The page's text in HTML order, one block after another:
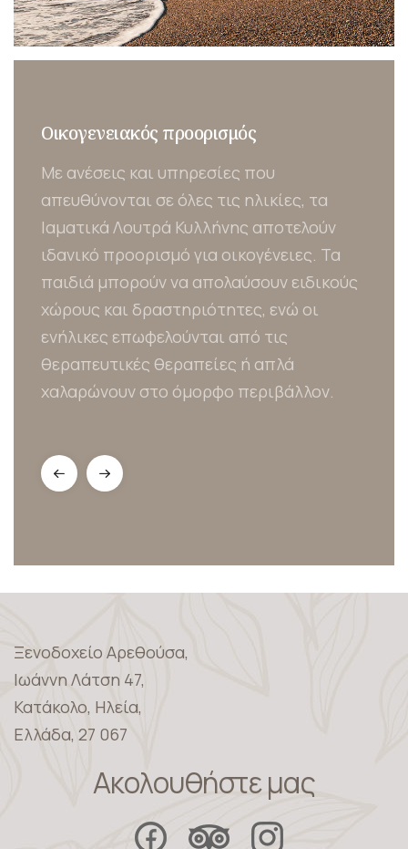
Οικογενειακός προορισμός
Με ανέσεις και υπηρεσίες που
απευθύνονται σε όλες τις ηλικίες, τα
Ιαματικά Λουτρά Κυλλήνης αποτελούν
ιδανικό προορισμό για οικογένειες. Τα
παιδιά μπορούν να απολαύσουν ειδικούς
χώρους και δραστηριότητες, ενώ οι
ενήλικες επωφελούνται από τις
θεραπευτικές θεραπείες ή απλά
χαλαρώνουν στο όμορφο περιβάλλον.
Ξενοδοχείο Αρεθούσα,
Ιωάννη Λάτση 47,
Κατάκολο, Ηλεία,
Ελλάδα, 27 067
Ακολουθήστε μας